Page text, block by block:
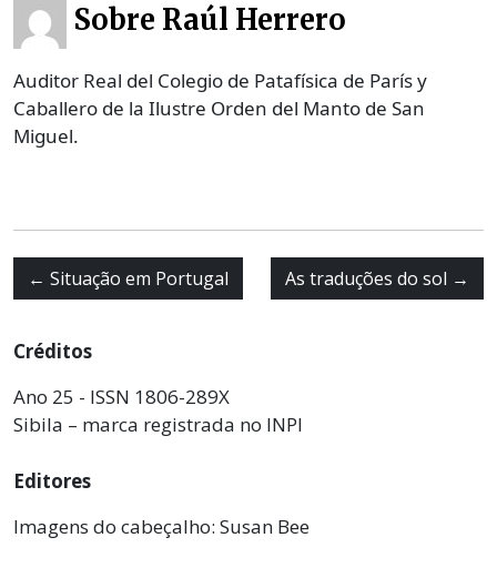
Sobre Raúl Herrero
Auditor Real del Colegio de Patafísica de París y
Caballero de la Ilustre Orden del Manto de San
Miguel.
← Situação em Portugal As traduções do sol →
Créditos
Ano 25 - ISSN 1806-289X
Sibila – marca registrada no INPI
Editores
Imagens do cabeçalho: Susan Bee